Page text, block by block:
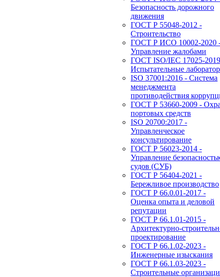
Безопасность дорожного
движения
ГОСТ Р 55048-2012 -
Строительство
ГОСТ Р ИСО 10002-2020
Управление жалобами
ГОСТ ISO/IEC 17025-
Испытательные
ISO 37001:2016 - Система
менеджмента
противодействия
ГОСТ Р 53660-2009 -
портовых средств
ISO 20700:2017 -
Управленческое
консультирование
ГОСТ Р 56023-2014 -
Управление
судов (СУБ)
ГОСТ Р 56404-2021 -
Бережливое производство
ГОСТ Р 66.0.01-2017 -
Оценка опыта и деловой
репутации
ГОСТ Р 66.1.01-2015 -
Архитектурно-
проектирование
ГОСТ Р 66.1.02-2023 -
Инженерные изыскания
ГОСТ Р 66.1.03-2023 -
Строительные